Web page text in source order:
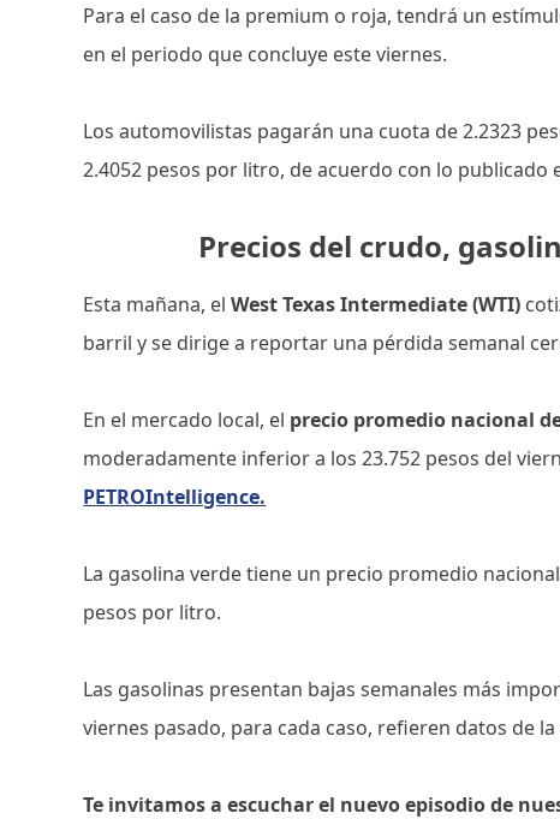
Para el caso de la premium o roja, tendrá un
en el periodo que concluye este viernes.
Los automovilistas pagarán una cuota de 2.2323
2.4052 pesos por litro, de acuerdo con lo publicado
Precios del crudo,
Esta mañana, el West Texas Intermediate (WTI)
barril y se dirige a reportar una pérdida semanal
En el mercado local, el precio promedio nacional
moderadamente inferior a los 23.752 pesos del
PETROIntelligence.
La gasolina verde tiene un precio promedio
pesos por litro.
Las gasolinas presentan bajas semanales más
viernes pasado, para cada caso, refieren datos de
Te invitamos a escuchar el nuevo episodio de